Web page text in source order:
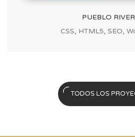
PUEBLO
CSS, HTML5, SEO,
TODOS LOS